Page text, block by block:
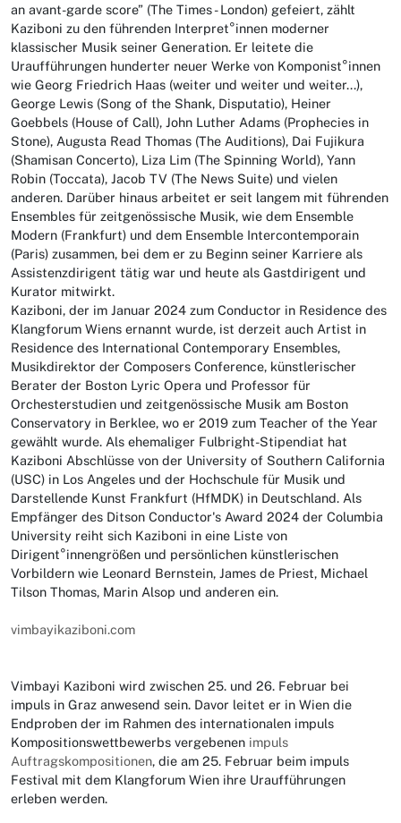
an avant-garde score” (The Times - London) gefeiert, zählt
Kaziboni zu den führenden Interpret°innen moderner
klassischer Musik seiner Generation. Er leitete die
Uraufführungen hunderter neuer Werke von Komponist°innen
wie Georg Friedrich Haas (weiter und weiter und weiter...),
George Lewis (Song of the Shank, Disputatio), Heiner
Goebbels (House of Call), John Luther Adams (Prophecies in
Stone), Augusta Read Thomas (The Auditions), Dai Fujikura
(Shamisan Concerto), Liza Lim (The Spinning World), Yann
Robin (Toccata), Jacob TV (The News Suite) und vielen
anderen. Darüber hinaus arbeitet er seit langem mit führenden
Ensembles für zeitgenössische Musik, wie dem Ensemble
Modern (Frankfurt) und dem Ensemble Intercontemporain
(Paris) zusammen, bei dem er zu Beginn seiner Karriere als
Assistenzdirigent tätig war und heute als Gastdirigent und
Kurator mitwirkt.
Kaziboni, der im Januar 2024 zum Conductor in Residence des
Klangforum Wiens ernannt wurde, ist derzeit auch Artist in
Residence des International Contemporary Ensembles,
Musikdirektor der Composers Conference, künstlerischer
Berater der Boston Lyric Opera und Professor für
Orchesterstudien und zeitgenössische Musik am Boston
Conservatory in Berklee, wo er 2019 zum Teacher of the Year
gewählt wurde. Als ehemaliger Fulbright-Stipendiat hat
Kaziboni Abschlüsse von der University of Southern California
(USC) in Los Angeles und der Hochschule für Musik und
Darstellende Kunst Frankfurt (HfMDK) in Deutschland. Als
Empfänger des Ditson Conductor's Award 2024 der Columbia
University reiht sich Kaziboni in eine Liste von
Dirigent°innengrößen und persönlichen künstlerischen
Vorbildern wie Leonard Bernstein, James de Priest, Michael
Tilson Thomas, Marin Alsop und anderen ein.
vimbayikaziboni.com
Vimbayi Kaziboni wird zwischen 25. und 26. Februar bei
impuls in Graz anwesend sein. Davor leitet er in Wien die
Endproben der im Rahmen des internationalen impuls
Kompositionswettbewerbs vergebenen impuls
Auftragskompositionen, die am 25. Februar beim impuls
Festival mit dem Klangforum Wien ihre Uraufführungen
erleben werden.